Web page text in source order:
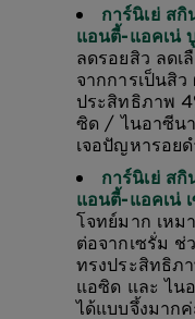
การ์นิเย่ ส
แอนตี้-แอคเน่
ลดรอยสิว ลดเ
จากการเป็นสิ
ประสิทธิภาพ
ซิด / ไนอาซีน
เจอปัญหารอย
การ์นิเย่ ส
แอนตี้-แอคเน่
โจทย์มาก เหม
ต่อจากเซรั่ม ช่
ทรงประสิทธิภ
แอซิด และ ไน
ได้แบบจึ้งมากค่